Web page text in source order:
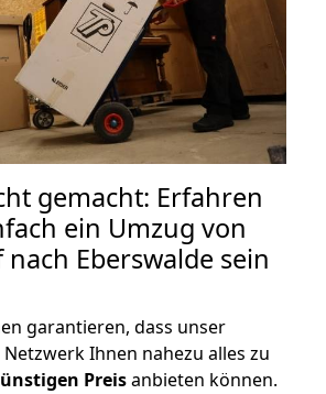
gemacht: Erfahren
ein Umzug von
Eberswalde sein
garantieren, dass unser
Ihnen nahezu alles zu
Preisanbieten können.